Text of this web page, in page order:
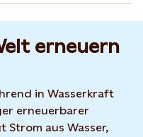
erneuern
in Wasserkraft
erneuerbarer
Strom aus Wasser,